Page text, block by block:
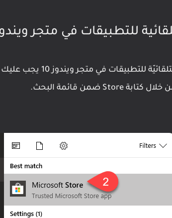
للتطبيقات في متجر ويندوز
لكى تقوم بإيقاف التحديثات